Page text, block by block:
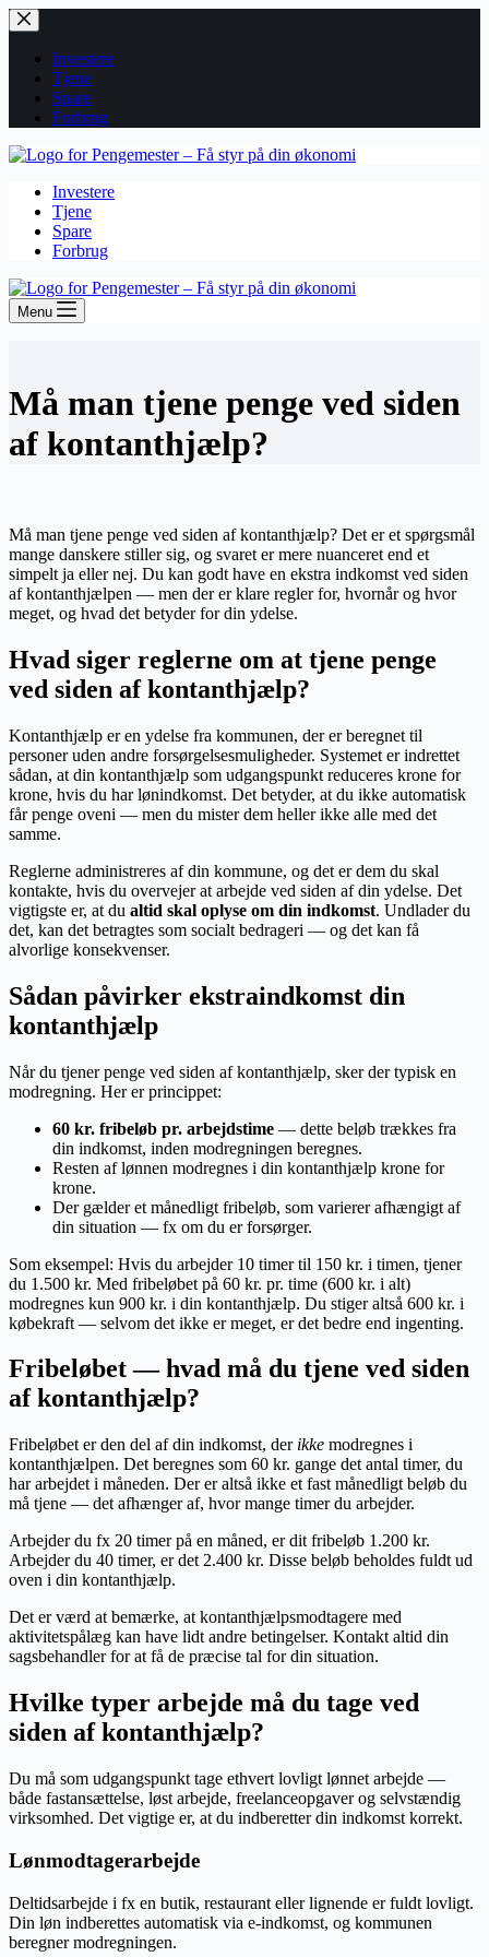
Fortsæt
til
indholdInvestere
Tjene
Spare
Forbrug
Investere
Tjene
Spare
Forbrug
Menu
Må man tjene penge ved siden
af kontanthjælp?
Må man tjene penge ved siden af kontanthjælp? Det er et spørgsmål
mange danskere stiller sig, og svaret er mere nuanceret end et
simpelt ja eller nej. Du kan godt have en ekstra indkomst ved siden
af kontanthjælpen — men der er klare regler for, hvornår og hvor
meget, og hvad det betyder for din ydelse.
Hvad siger reglerne om at tjene penge
ved siden af kontanthjælp?
Kontanthjælp er en ydelse fra kommunen, der er beregnet til
personer uden andre forsørgelsesmuligheder. Systemet er indrettet
sådan, at din kontanthjælp som udgangspunkt reduceres krone for
krone, hvis du har lønindkomst. Det betyder, at du ikke automatisk
får penge oveni — men du mister dem heller ikke alle med det
samme.
Reglerne administreres af din kommune, og det er dem du skal
kontakte, hvis du overvejer at arbejde ved siden af din ydelse. Det
vigtigste er, at du altid skal oplyse om din indkomst. Undlader du
det, kan det betragtes som socialt bedrageri — og det kan få
alvorlige konsekvenser.
Sådan påvirker ekstraindkomst din
kontanthjælp
Når du tjener penge ved siden af kontanthjælp, sker der typisk en
modregning. Her er princippet:
60 kr. fribeløb pr. arbejdstime — dette beløb trækkes fra
din indkomst, inden modregningen beregnes.
Resten af lønnen modregnes i din kontanthjælp krone for
krone.
Der gælder et månedligt fribeløb, som varierer afhængigt af
din situation — fx om du er forsørger.
Som eksempel: Hvis du arbejder 10 timer til 150 kr. i timen, tjener
du 1.500 kr. Med fribeløbet på 60 kr. pr. time (600 kr. i alt)
modregnes kun 900 kr. i din kontanthjælp. Du stiger altså 600 kr. i
købekraft — selvom det ikke er meget, er det bedre end ingenting.
Fribeløbet — hvad må du tjene ved siden
af kontanthjælp?
Fribeløbet er den del af din indkomst, der ikke modregnes i
kontanthjælpen. Det beregnes som 60 kr. gange det antal timer, du
har arbejdet i måneden. Der er altså ikke et fast månedligt beløb du
må tjene — det afhænger af, hvor mange timer du arbejder.
Arbejder du fx 20 timer på en måned, er dit fribeløb 1.200 kr.
Arbejder du 40 timer, er det 2.400 kr. Disse beløb beholdes fuldt ud
oven i din kontanthjælp.
Det er værd at bemærke, at kontanthjælpsmodtagere med
aktivitetspålæg kan have lidt andre betingelser. Kontakt altid din
sagsbehandler for at få de præcise tal for din situation.
Hvilke typer arbejde må du tage ved
siden af kontanthjælp?
Du må som udgangspunkt tage ethvert lovligt lønnet arbejde —
både fastansættelse, løst arbejde, freelanceopgaver og selvstændig
virksomhed. Det vigtige er, at du indberetter din indkomst korrekt.
Lønmodtagerarbejde
Deltidsarbejde i fx en butik, restaurant eller lignende er fuldt lovligt.
Din løn indberettes automatisk via e-indkomst, og kommunen
beregner modregningen.